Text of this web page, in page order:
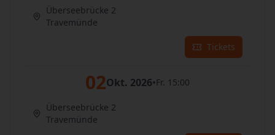
Überseebrücke 2
Travemünde
Tickets
02Okt. 2026•Fr. 15:00
Überseebrücke 2
Travemünde